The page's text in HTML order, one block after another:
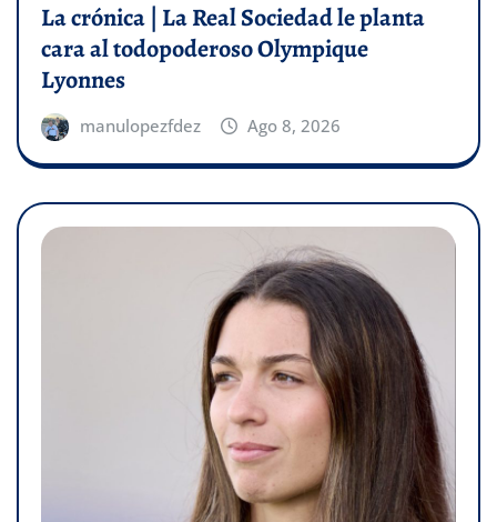
La crónica | La Real Sociedad le planta
cara al todopoderoso Olympique
Lyonnes
manulopezfdez Ago 8, 2026